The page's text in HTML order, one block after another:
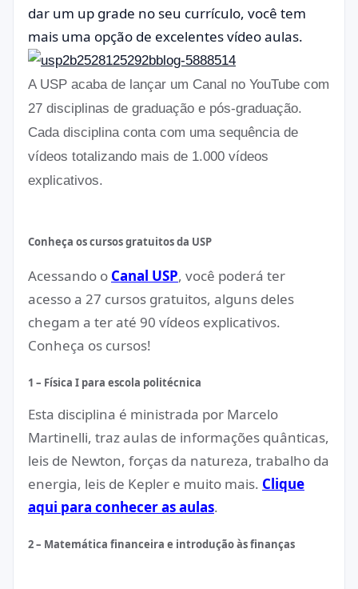
dar um up grade no seu currículo, você tem
mais uma opção de excelentes vídeo aulas.
A USP acaba de lançar um Canal no YouTube com
27 disciplinas de graduação e pós-graduação.
Cada disciplina conta com uma sequência de
vídeos totalizando mais de 1.000 vídeos
explicativos.
Conheça os cursos gratuitos da USP
Acessando o Canal USP, você poderá ter
acesso a 27 cursos gratuitos, alguns deles
chegam a ter até 90 vídeos explicativos.
Conheça os cursos!
1 – Física I para escola politécnica
Esta disciplina é ministrada por Marcelo
Martinelli, traz aulas de informações quânticas,
leis de Newton, forças da natureza, trabalho da
energia, leis de Kepler e muito mais. Clique
aqui para conhecer as aulas.
2 – Matemática financeira e introdução às finanças